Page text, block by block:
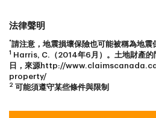
法律聲明
*請注意，地震損壞保險也可能被稱為地震
1
Harris, C.（2014年6月）。土地財產的
日，來源http://
property/
2 可能須遵守某些條件與限制